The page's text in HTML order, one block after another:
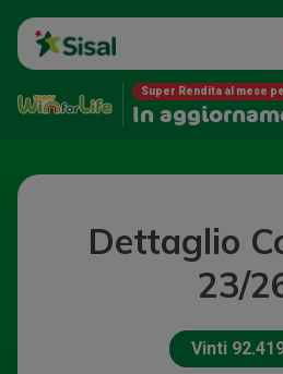
Super Rendita al mese
In
Dettaglio
23/
Vinti